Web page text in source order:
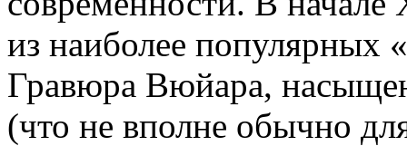
из наиболее популярных
Гравюра Вюйара,
(что не вполне обычно